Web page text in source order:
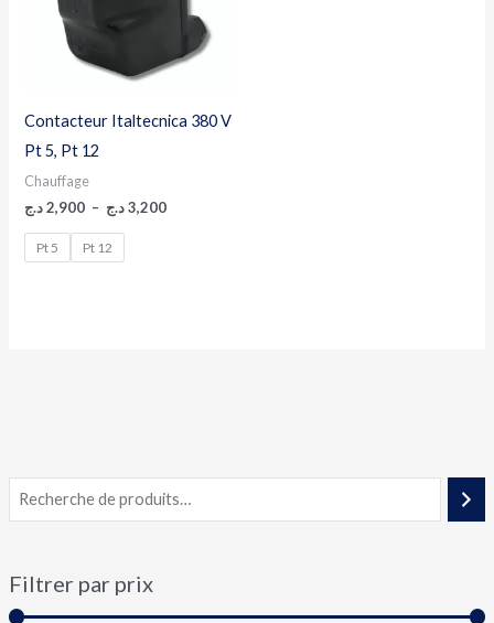
Filtrer par prix
Contacteur Italtecnica 380 V
Pt 5, Pt 12
Chauffage
2,900 د.ج – 3,200 د.ج
Pt 5 Pt 12